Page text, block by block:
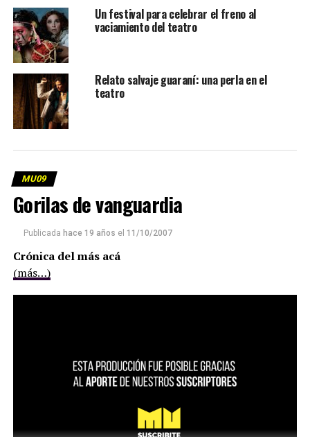
Un festival para celebrar el freno al
vaciamiento del teatro
Relato salvaje guaraní: una perla en el
teatro
MU09
Gorilas de vanguardia
Publicada hace 19 años el 11/10/2007
Crónica del más acá
(más…)